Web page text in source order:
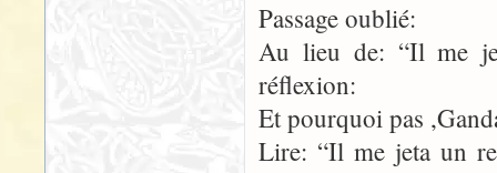
Passage oublié:
Au lieu de: “Il me
réflexion:
Et pourquoi pas
Lire: “Il me jeta un